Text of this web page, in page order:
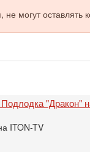
, не могут оставлять
"Дракон"
ITON-TV